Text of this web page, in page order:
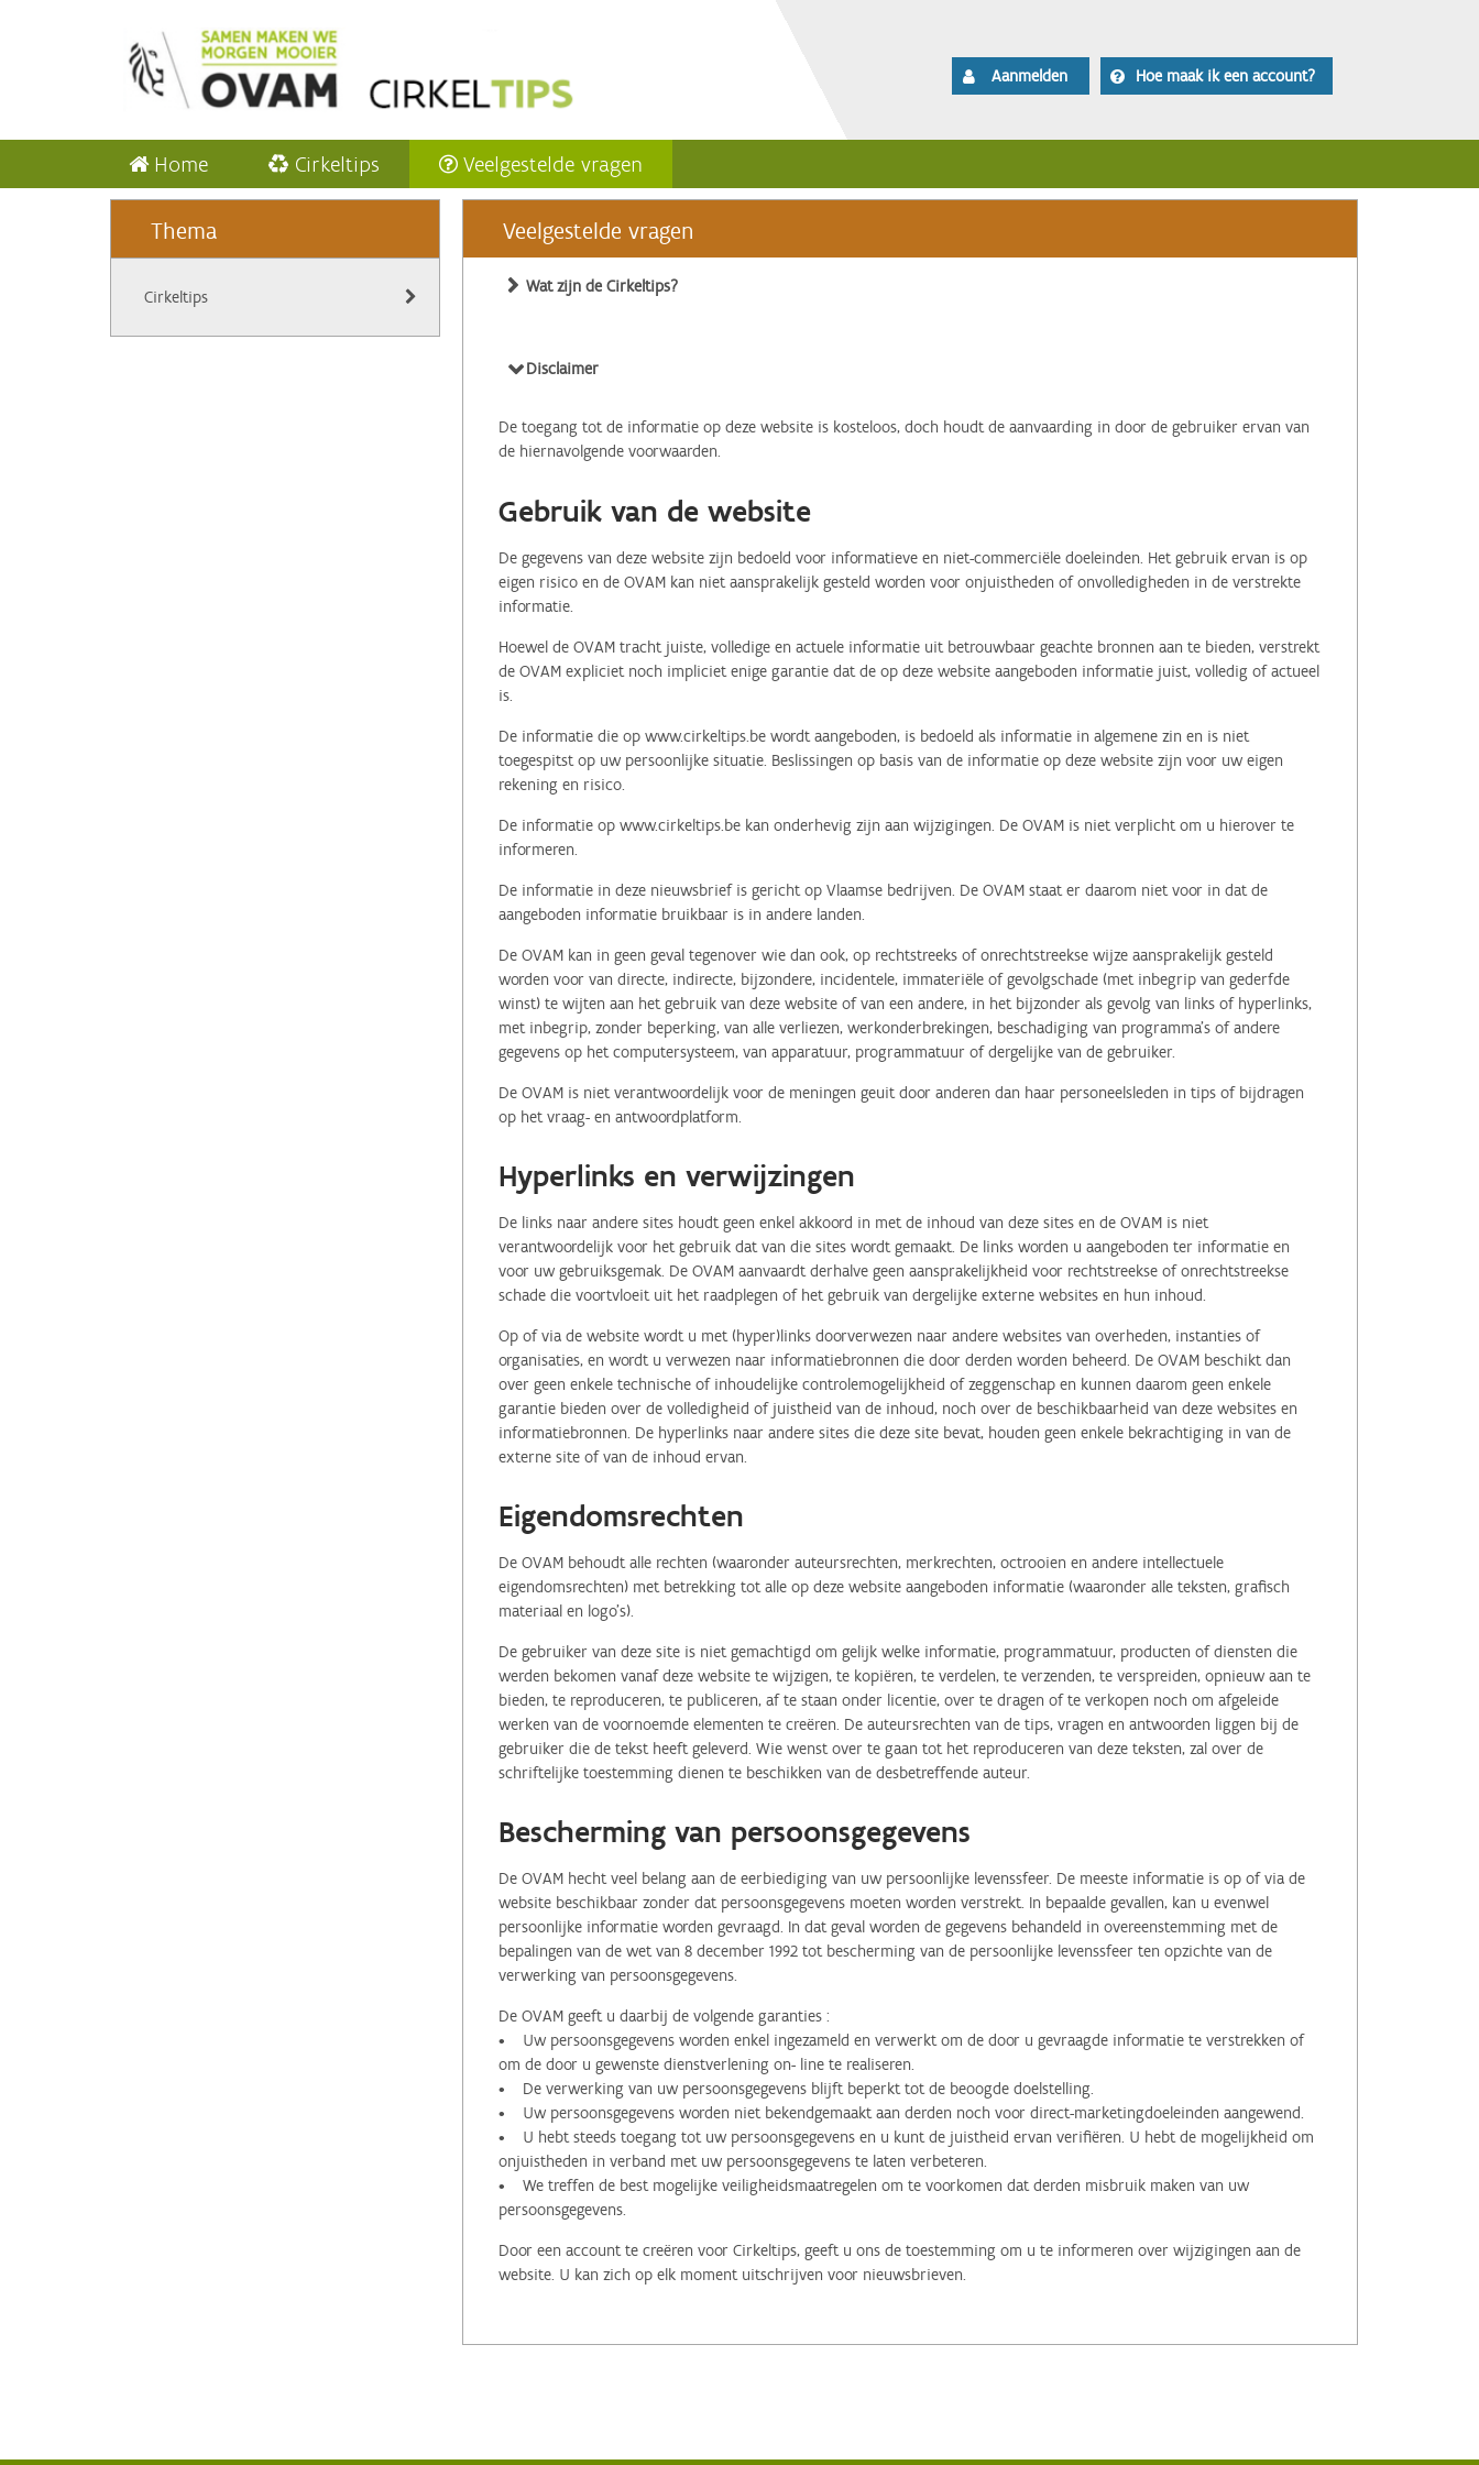
Aanmelden Hoe maak ik een account?
Home Cirkeltips Veelgestelde vragen
Thema
Cirkeltips
Veelgestelde vragen
Wat zijn de Cirkeltips?
Disclaimer
De toegang tot de informatie op deze website is kosteloos, doch houdt de aanvaarding in door de gebruiker ervan van
de hiernavolgende voorwaarden.
Gebruik van de website
De gegevens van deze website zijn bedoeld voor informatieve en niet-commerciële doeleinden. Het gebruik ervan is op
eigen risico en de OVAM kan niet aansprakelijk gesteld worden voor onjuistheden of onvolledigheden in de verstrekte
informatie.
Hoewel de OVAM tracht juiste, volledige en actuele informatie uit betrouwbaar geachte bronnen aan te bieden, verstrekt
de OVAM expliciet noch impliciet enige garantie dat de op deze website aangeboden informatie juist, volledig of actueel
is.
De informatie die op www.cirkeltips.be wordt aangeboden, is bedoeld als informatie in algemene zin en is niet
toegespitst op uw persoonlijke situatie. Beslissingen op basis van de informatie op deze website zijn voor uw eigen
rekening en risico.
De informatie op www.cirkeltips.be kan onderhevig zijn aan wijzigingen. De OVAM is niet verplicht om u hierover te
informeren.
De informatie in deze nieuwsbrief is gericht op Vlaamse bedrijven. De OVAM staat er daarom niet voor in dat de
aangeboden informatie bruikbaar is in andere landen.
De OVAM kan in geen geval tegenover wie dan ook, op rechtstreeks of onrechtstreekse wijze aansprakelijk gesteld
worden voor van directe, indirecte, bijzondere, incidentele, immateriële of gevolgschade (met inbegrip van gederfde
winst) te wijten aan het gebruik van deze website of van een andere, in het bijzonder als gevolg van links of hyperlinks,
met inbegrip, zonder beperking, van alle verliezen, werkonderbrekingen, beschadiging van programma's of andere
gegevens op het computersysteem, van apparatuur, programmatuur of dergelijke van de gebruiker.
De OVAM is niet verantwoordelijk voor de meningen geuit door anderen dan haar personeelsleden in tips of bijdragen
op het vraag- en antwoordplatform.
Hyperlinks en verwijzingen
De links naar andere sites houdt geen enkel akkoord in met de inhoud van deze sites en de OVAM is niet
verantwoordelijk voor het gebruik dat van die sites wordt gemaakt. De links worden u aangeboden ter informatie en
voor uw gebruiksgemak. De OVAM aanvaardt derhalve geen aansprakelijkheid voor rechtstreekse of onrechtstreekse
schade die voortvloeit uit het raadplegen of het gebruik van dergelijke externe websites en hun inhoud.
Op of via de website wordt u met (hyper)links doorverwezen naar andere websites van overheden, instanties of
organisaties, en wordt u verwezen naar informatiebronnen die door derden worden beheerd. De OVAM beschikt dan
over geen enkele technische of inhoudelijke controlemogelijkheid of zeggenschap en kunnen daarom geen enkele
garantie bieden over de volledigheid of juistheid van de inhoud, noch over de beschikbaarheid van deze websites en
informatiebronnen. De hyperlinks naar andere sites die deze site bevat, houden geen enkele bekrachtiging in van de
externe site of van de inhoud ervan.
Eigendomsrechten
De OVAM behoudt alle rechten (waaronder auteursrechten, merkrechten, octrooien en andere intellectuele
eigendomsrechten) met betrekking tot alle op deze website aangeboden informatie (waaronder alle teksten, grafisch
materiaal en logo's).
De gebruiker van deze site is niet gemachtigd om gelijk welke informatie, programmatuur, producten of diensten die
werden bekomen vanaf deze website te wijzigen, te kopiëren, te verdelen, te verzenden, te verspreiden, opnieuw aan te
bieden, te reproduceren, te publiceren, af te staan onder licentie, over te dragen of te verkopen noch om afgeleide
werken van de voornoemde elementen te creëren. De auteursrechten van de tips, vragen en antwoorden liggen bij de
gebruiker die de tekst heeft geleverd. Wie wenst over te gaan tot het reproduceren van deze teksten, zal over de
schriftelijke toestemming dienen te beschikken van de desbetreffende auteur.
Bescherming van persoonsgegevens
De OVAM hecht veel belang aan de eerbiediging van uw persoonlijke levenssfeer. De meeste informatie is op of via de
website beschikbaar zonder dat persoonsgegevens moeten worden verstrekt. In bepaalde gevallen, kan u evenwel
persoonlijke informatie worden gevraagd. In dat geval worden de gegevens behandeld in overeenstemming met de
bepalingen van de wet van 8 december 1992 tot bescherming van de persoonlijke levenssfeer ten opzichte van de
verwerking van persoonsgegevens.
De OVAM geeft u daarbij de volgende garanties :
• Uw persoonsgegevens worden enkel ingezameld en verwerkt om de door u gevraagde informatie te verstrekken of
om de door u gewenste dienstverlening on- line te realiseren.
• De verwerking van uw persoonsgegevens blijft beperkt tot de beoogde doelstelling.
• Uw persoonsgegevens worden niet bekendgemaakt aan derden noch voor direct-marketingdoeleinden aangewend.
• U hebt steeds toegang tot uw persoonsgegevens en u kunt de juistheid ervan verifiëren. U hebt de mogelijkheid om
onjuistheden in verband met uw persoonsgegevens te laten verbeteren.
• We treffen de best mogelijke veiligheidsmaatregelen om te voorkomen dat derden misbruik maken van uw
persoonsgegevens.
Door een account te creëren voor Cirkeltips, geeft u ons de toestemming om u te informeren over wijzigingen aan de
website. U kan zich op elk moment uitschrijven voor nieuwsbrieven.